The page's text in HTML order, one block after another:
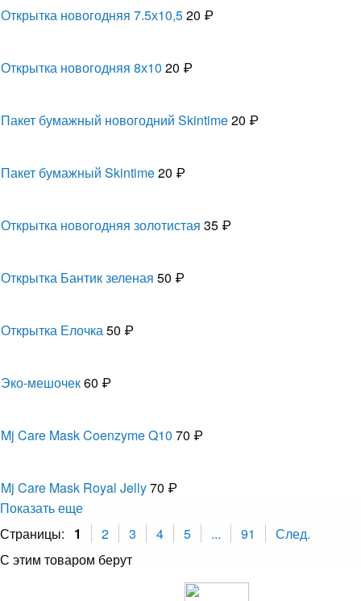
Открытка новогодняя 7.5х10,520 ₽
Открытка новогодняя 8х10 20 ₽
Пакет бумажный новогодний Skintime20 ₽
Пакет бумажный Skintime20 ₽
Открытка новогодняя золотистая 35 ₽
Открытка Бантик зеленая 50 ₽
Открытка Елочка50 ₽
Эко-мешочек60 ₽
Mj Care Mask Coenzyme Q10 70 ₽
Mj Care Mask Royal Jelly70 ₽
Показать еще
Страницы:
1 2 3 4 5 ... 91
След.
С этим товаром берут